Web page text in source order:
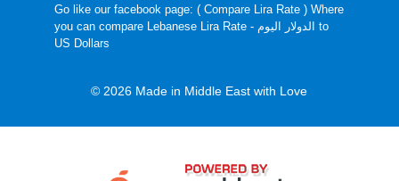
Go like our facebook page: ( Compare Lira Rate) Where
you can compare Lebanese Lira Rate - الدولار اليوم to
US Dollars
© 2026 Made in Middle East with Love